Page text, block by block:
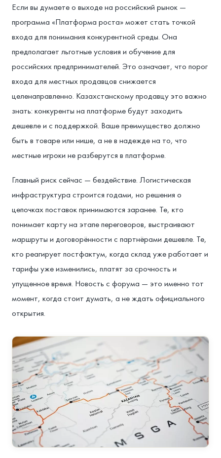
Если вы думаете о выходе на российский рынок —
программа «Платформа роста» может стать точкой
входа для понимания конкурентной среды. Она
предполагает льготные условия и обучение для
российских предпринимателей. Это означает, что порог
входа для местных продавцов снижается
целенаправленно. Казахстанскому продавцу это важно
знать: конкуренты на платформе будут заходить
дешевле и с поддержкой. Ваше преимущество должно
быть в товаре или нише, а не в надежде на то, что
местные игроки не разберутся в платформе.
Главный риск сейчас — бездействие. Логистическая
инфраструктура строится годами, но решения о
цепочках поставок принимаются заранее. Те, кто
понимает карту на этапе переговоров, выстраивают
маршруты и договорённости с партнёрами дешевле. Те,
кто реагирует постфактум, когда склад уже работает и
тарифы уже изменились, платят за срочность и
упущенное время. Новость с форума — это именно тот
момент, когда стоит думать, а не ждать официального
открытия.